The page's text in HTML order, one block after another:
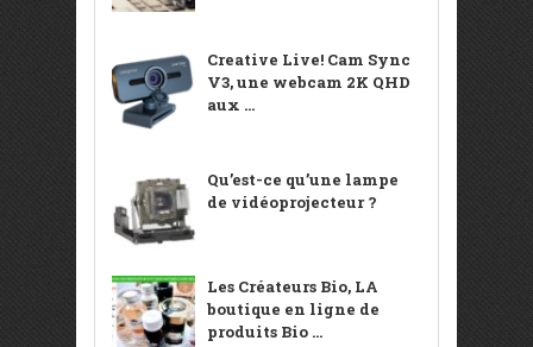
Creative Live! Cam Sync
V3, une webcam 2K QHD
aux ...
Qu’est-ce qu’une lampe
de vidéoprojecteur ?
Les Créateurs Bio, LA
boutique en ligne de
produits Bio ...